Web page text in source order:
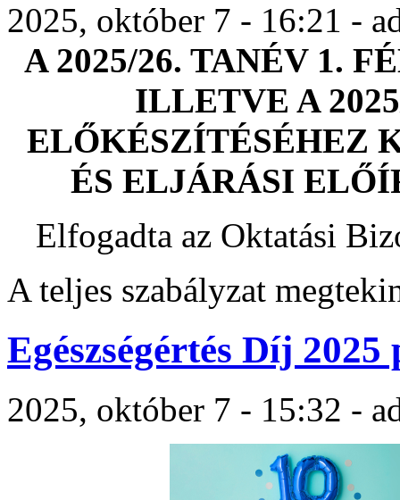
2025, október 7 - 16:21 -
A 2025/26. TANÉV 1.
ILLETVE A
ELŐKÉSZÍTÉSÉHEZ
ÉS ELJÁRÁSI
Elfogadta az Oktatási
A teljes szabályzat
Egészségértés Díj
2025, október 7 - 15:32 -